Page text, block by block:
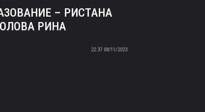
– РИСТАНА
РИНА
08/11/2023 22:37